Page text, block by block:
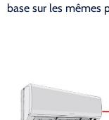
base sur les mêmes